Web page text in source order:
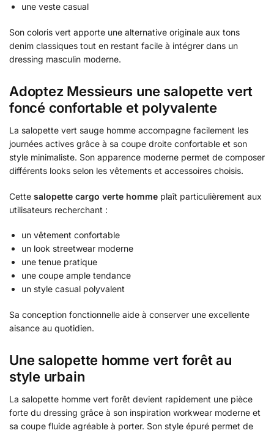
une veste casual
Son coloris vert apporte une alternative originale aux tons
denim classiques tout en restant facile à intégrer dans un
dressing masculin moderne.
Adoptez Messieurs une salopette vert
foncé confortable et polyvalente
La salopette vert sauge homme accompagne facilement les
journées actives grâce à sa coupe droite confortable et son
style minimaliste. Son apparence moderne permet de composer
différents looks selon les vêtements et accessoires choisis.
Cette salopette cargo verte homme plaît particulièrement aux
utilisateurs recherchant :
un vêtement confortable
un look streetwear moderne
une tenue pratique
une coupe ample tendance
un style casual polyvalent
Sa conception fonctionnelle aide à conserver une excellente
aisance au quotidien.
Une salopette homme vert forêt au
style urbain
La salopette homme vert forêt devient rapidement une pièce
forte du dressing grâce à son inspiration workwear moderne et
sa coupe fluide agréable à porter. Son style épuré permet de